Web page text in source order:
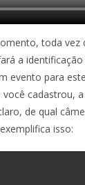
toda vez
a
evento para
cadastrou,
de qual
isso: